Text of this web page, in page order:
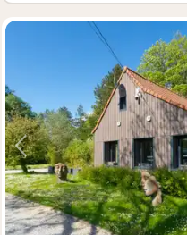
Vorige foto
(6)
Optie(6)
met bierdegustatie(4)
(4)